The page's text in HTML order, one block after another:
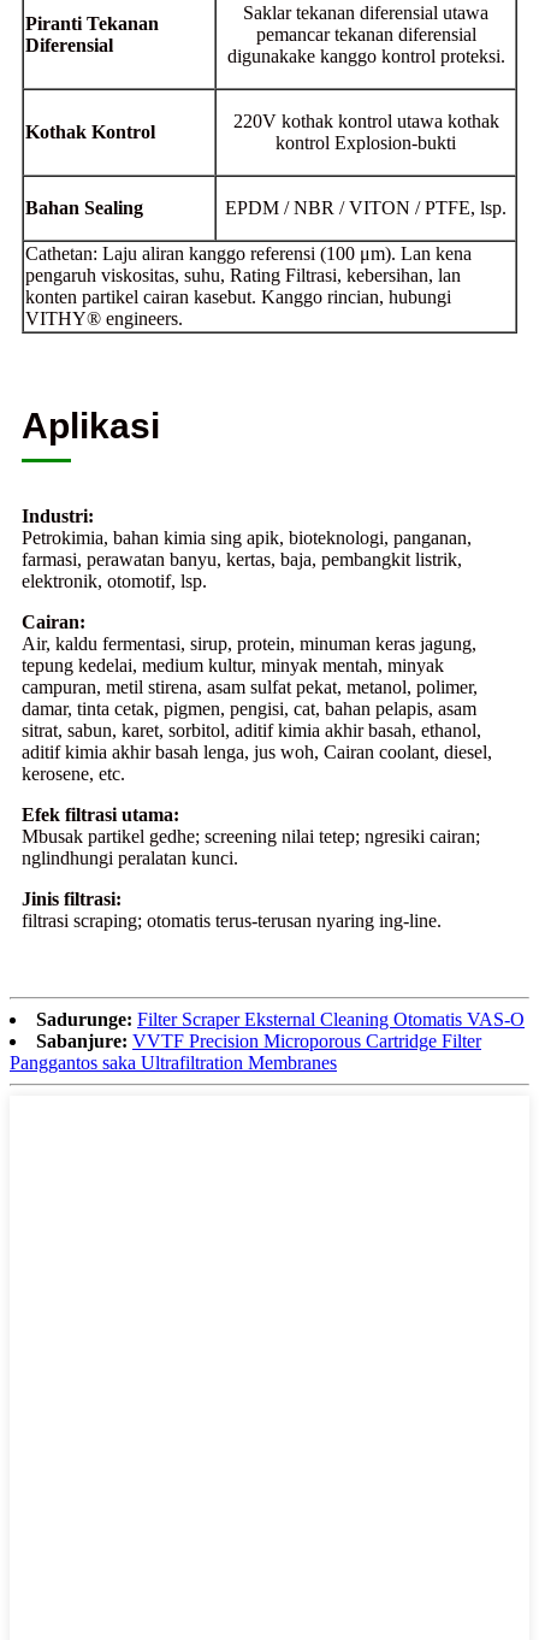
Piranti Tekanan
Diferensial
Saklar tekanan diferensial utawa
pemancar tekanan diferensial
digunakake kanggo kontrol proteksi.
Kothak Kontrol
220V kothak kontrol utawa kothak
kontrol Explosion-bukti
Bahan Sealing EPDM / NBR / VITON / PTFE, lsp.
Cathetan: Laju aliran kanggo referensi (100 μm). Lan kena
pengaruh viskositas, suhu, Rating Filtrasi, kebersihan, lan
konten partikel cairan kasebut. Kanggo rincian, hubungi
VITHY® engineers.
Aplikasi
Industri:
Petrokimia, bahan kimia sing apik, bioteknologi, panganan,
farmasi, perawatan banyu, kertas, baja, pembangkit listrik,
elektronik, otomotif, lsp.
Cairan:
Air, kaldu fermentasi, sirup, protein, minuman keras jagung,
tepung kedelai, medium kultur, minyak mentah, minyak
campuran, metil stirena, asam sulfat pekat, metanol, polimer,
damar, tinta cetak, pigmen, pengisi, cat, bahan pelapis, asam
sitrat, sabun, karet, sorbitol, aditif kimia akhir basah, ethanol,
aditif kimia akhir basah lenga, jus woh, Cairan coolant, diesel,
kerosene, etc.
Efek filtrasi utama:
Mbusak partikel gedhe; screening nilai tetep; ngresiki cairan;
nglindhungi peralatan kunci.
Jinis filtrasi:
filtrasi scraping; otomatis terus-terusan nyaring ing-line.
Sadurunge: Filter Scraper Eksternal Cleaning Otomatis VAS-O
Sabanjure: VVTF Precision Microporous Cartridge Filter
Panggantos saka Ultrafiltration Membranes